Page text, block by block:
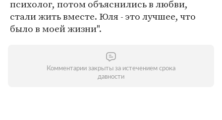
психолог, потом объяснились в любви,
стали жить вместе. Юля - это лучшее, что
было в моей жизни".
Комментарии закрыты за истечением срока
давности